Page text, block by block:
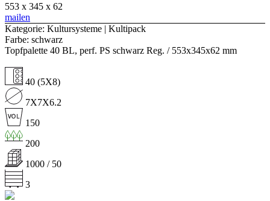
553 x 345 x 62
mailen
Kategorie: Kultursysteme | Kultipack
Farbe: schwarz
Topfpalette 40 BL, perf. PS schwarz Reg. / 553x345x62 mm
40 (5X8)
7X7X6.2
150
200
1000 / 50
3